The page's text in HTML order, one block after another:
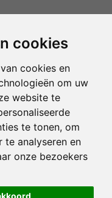
cookies
cookies en
om uw
website te
te tonen, om
te analyseren en
onze bezoekers
voorkeuren
voorwaarden van CBW
is een onderdeel van